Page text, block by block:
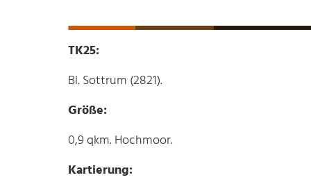
TK25:
Bl. Sottrum (2821).
Größe:
0,9 qkm. Hochmoor.
Kartierung: